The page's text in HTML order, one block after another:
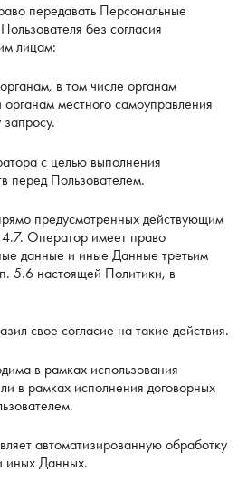
передавать Персональные
без согласия
лицам:
в том числе органам
органам местного самоуправления
с целью выполнения
перед Пользователем.
предусмотренных действующим
Оператор имеет право
данные и иные Данные третьим
5.6 настоящей Политики, в
свое согласие на такие действия.
в рамках использования
в рамках исполнения договорных
автоматизированную обработку
иных Данных.